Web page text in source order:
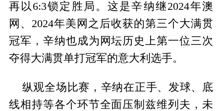
再以6:3锁定胜局。这是辛纳继2024年澳
网、2024年美网之后收获的第三个大满贯
冠军，辛纳也成为网坛历史上第一位三次
夺得大满贯单打冠军的意大利选手。
纵观全场比赛，辛纳在正手、发球、底
线相持等各个环节全面压制兹维列夫，未